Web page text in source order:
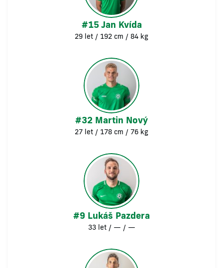
#15 Jan Kvída
29 let / 192 cm / 84 kg
#32 Martin Nový
27 let / 178 cm / 76 kg
#9 Lukáš Pazdera
33 let / — / —